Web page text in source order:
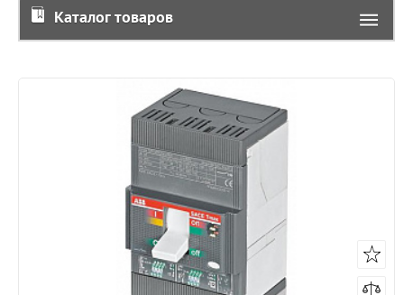
Каталог товаров